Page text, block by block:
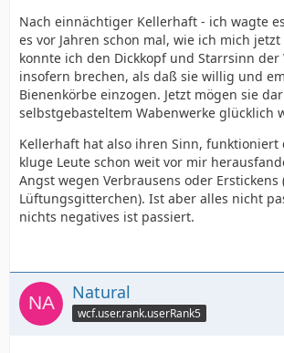
Nach einnächtiger Kellerhaft - ich wagte
es vor Jahren schon mal, wie ich mich
konnte ich den Dickkopf und Starrsinn der
insofern brechen, als daß sie willig und
Bienenkörbe einzogen. Jetzt mögen sie
selbstgebasteltem Wabenwerke glücklich
Kellerhaft hat also ihren Sinn, funktioniert
kluge Leute schon weit vor mir
Angst wegen Verbrausens oder
Lüftungsgitterchen). Ist aber alles nicht
nichts negatives ist passiert.
Natural
wcf.user.rank.userRank5